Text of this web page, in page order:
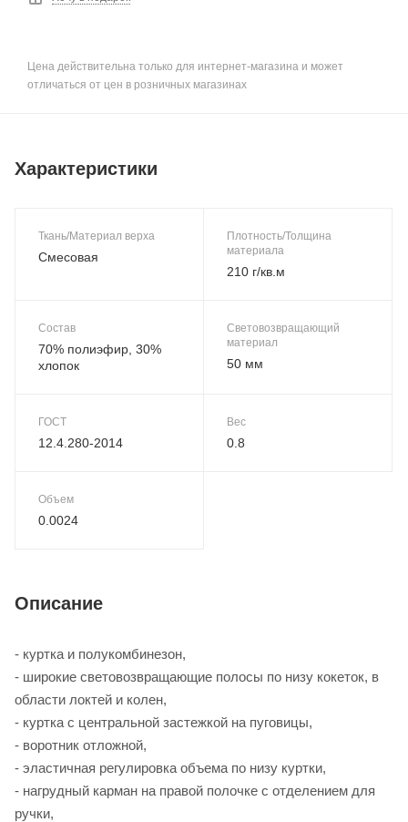
Цена действительна только для интернет-магазина и может
отличаться от цен в розничных магазинах
Характеристики
Ткань/Материал верха
Смесовая
Плотность/Толщина
материала
210 г/кв.м
Состав
70% полиэфир, 30%
хлопок
Световозвращающий
материал
50 мм
ГОСТ
12.4.280-2014
Вес
0.8
Объем
0.0024
Описание
- куртка и полукомбинезон,
- широкие световозвращающие полосы по низу кокеток, в
области локтей и колен,
- куртка с центральной застежкой на пуговицы,
- воротник отложной,
- эластичная регулировка объема по низу куртки,
- нагрудный карман на правой полочке с отделением для
ручки,